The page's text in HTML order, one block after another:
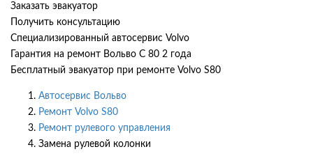
Заказать эвакуатор
Получить консультацию
Специализированный автосервис Volvo
Гарантия на ремонт Вольво С 80 2 года
Бесплатный эвакуатор при ремонте Volvo S80
Автосервис Вольво
Ремонт Volvo S80
Ремонт рулевого управления
Замена рулевой колонки